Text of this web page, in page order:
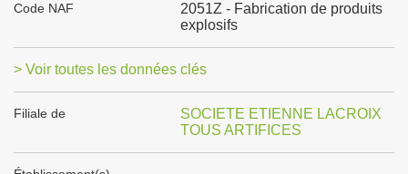
Code NAF
2051Z - Fabrication de produits
explosifs
> Voir toutes les données clés
Filiale de
SOCIETE ETIENNE LACROIX
TOUS ARTIFICES